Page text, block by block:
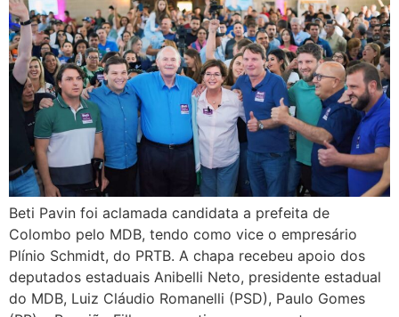
Beti Pavin foi aclamada candidata a prefeita de
Colombo pelo MDB, tendo como vice o empresário
Plínio Schmidt, do PRTB. A chapa recebeu apoio dos
deputados estaduais Anibelli Neto, presidente estadual
do MDB, Luiz Cláudio Romanelli (PSD), Paulo Gomes